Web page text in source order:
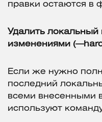
правки остаются в
Удалить локальный
изменениями
Если же нужно
последний
всеми внесенными
используют